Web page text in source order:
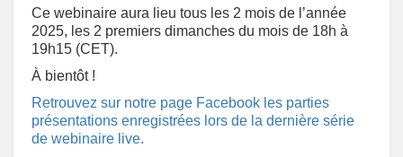
Ce webinaire aura lieu tous les 2 mois de l’année
2025, les 2 premiers dimanches du mois de 18h à
19h15 (CET).
À bientôt !
Retrouvez sur notre page Facebook les parties
présentations enregistrées lors de la dernière série
de webinaire live.